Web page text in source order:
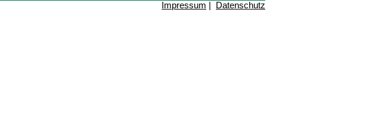
Impressum Datenschutz